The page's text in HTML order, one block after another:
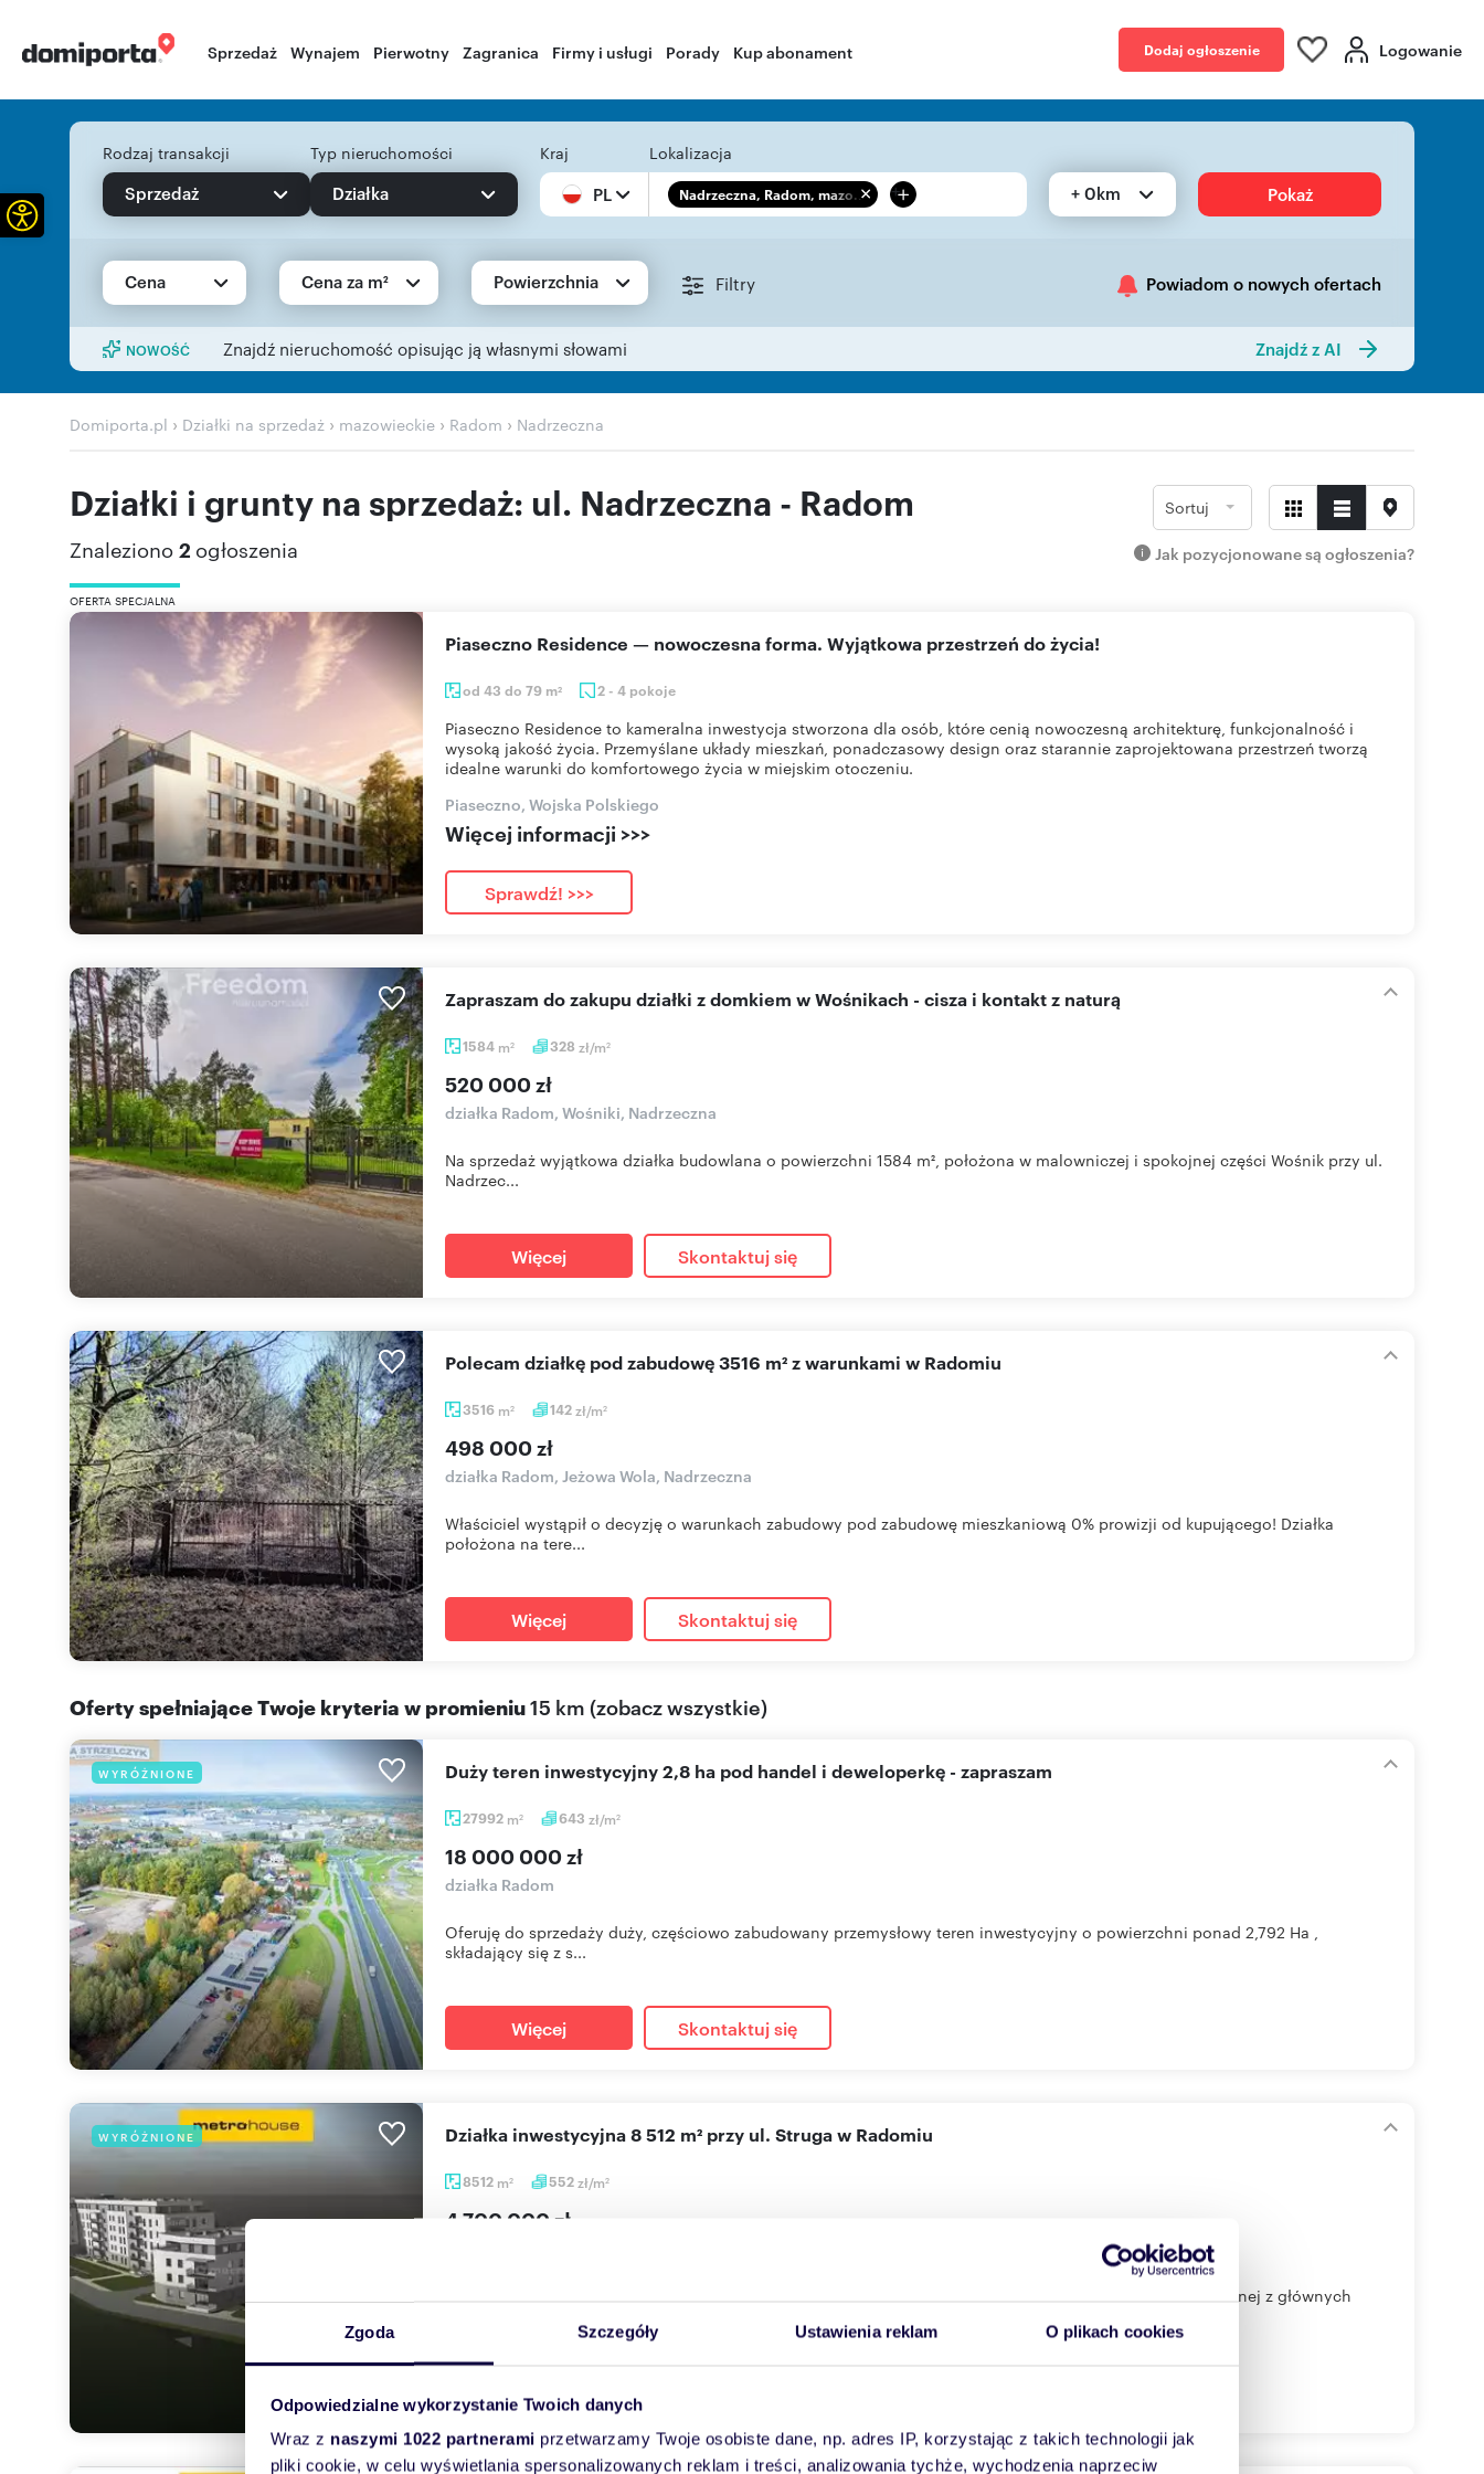
Zgoda Szczegóły Ustawienia reklam O plikach cookies
Odpowiedzialne wykorzystanie Twoich danych
Wraz z naszymi 1022 partnerami przetwarzamy Twoje osobiste dane, np. adres IP, korzystając z takich technologii jak
pliki cookie, w celu wyświetlania spersonalizowanych reklam i treści, analizowania tychże, wychodzenia naprzeciw
Sprzedaż Wynajem Pierwotny Zagranica Firmy i usługi Porady Kup abonament Dodaj ogłoszenie Logowanie
Rodzaj transakcji
Sprzedaż
Typ nieruchomości
Działka
Kraj
PL
Lokalizacja
Nadrzeczna, Radom, mazo... + + 0km Pokaż
Cena Cena za m² Powierzchnia Filtry Powiadom o nowych ofertach
NOWOŚĆ Znajdź nieruchomość opisując ją własnymi słowami Znajdź z AI
Domiporta.pl › Działki na sprzedaż › mazowieckie › Radom › Nadrzeczna
Działki i grunty na sprzedaż: ul. Nadrzeczna - Radom
Znaleziono 2 ogłoszenia
Sortuj
Jak pozycjonowane są ogłoszenia?
OFERTA SPECJALNA
od 43 do 79 m2 2 - 4 pokoje
Piaseczno Residence — nowoczesna forma. Wyjątkowa przestrzeń do życia!
Piaseczno Residence to kameralna inwestycja stworzona dla osób, które cenią nowoczesną architekturę, funkcjonalność i
wysoką jakość życia. Przemyślane układy mieszkań, ponadczasowy design oraz starannie zaprojektowana przestrzeń tworzą
idealne warunki do komfortowego życia w miejskim otoczeniu.
Piaseczno, Wojska Polskiego
Więcej informacji >>>
Sprawdź! >>>
1584 m2 328 zł/m2
Zapraszam do zakupu działki z domkiem w Wośnikach - cisza i kontakt z naturą
520 000 zł
działka Radom, Wośniki, Nadrzeczna
Na sprzedaż wyjątkowa działka budowlana o powierzchni 1584 m², położona w malowniczej i spokojnej części Wośnik przy ul.
Nadrzec...
Więcej Skontaktuj się
3516 m2 142zł/m2
Polecam działkę pod zabudowę 3516 m² z warunkami w Radomiu
498 000 zł
działka Radom, Jeżowa Wola, Nadrzeczna
Właściciel wystąpił o decyzję o warunkach zabudowy pod zabudowę mieszkaniową 0% prowizji od kupującego! Działka
położona na tere...
Więcej Skontaktuj się
Oferty spełniające Twoje kryteria w promieniu15 km (zobacz wszystkie)
WYRÓŻNIONE
27992 m2 643 zł/m2
Duży teren inwestycyjny 2,8 ha pod handel i deweloperkę - zapraszam
18 000 000 zł
działka Radom
Oferuję do sprzedaży duży, częściowo zabudowany przemysłowy teren inwestycyjny o powierzchni ponad 2,792 Ha ,
składający się z s...
Więcej Skontaktuj się
WYRÓŻNIONE
8512 m2 552zł/m2
Działka inwestycyjna 8 512 m² przy ul. Struga w Radomiu
4 700 000 zł
Zapraszam do zapoznania się z ofertą sprzedaży wyjątkowej nieruchomości gruntowej, położonej przy jednej z głównych
Otwórz pasek narzędzi